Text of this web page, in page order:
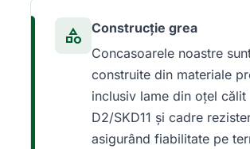
category
Construcție grea
Concasoarele noastre
construite din materiale
inclusiv lame din oțel călit
D2/SKD11 și cadre
asigurând fiabilitate pe